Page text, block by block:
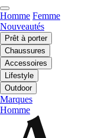
Homme Femme
Nouveautés
Prêt à porter
Chaussures
Accessoires
Lifestyle
Outdoor
Marques
Homme